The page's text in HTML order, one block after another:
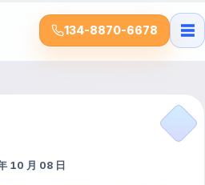
134-8870-6678 ☰
10 月 08 日